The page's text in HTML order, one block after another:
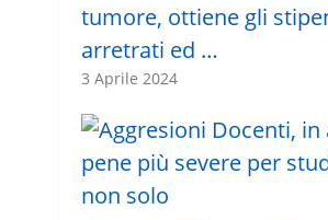
tumore, ottiene gli
arretrati ed …
3 Aprile 2024